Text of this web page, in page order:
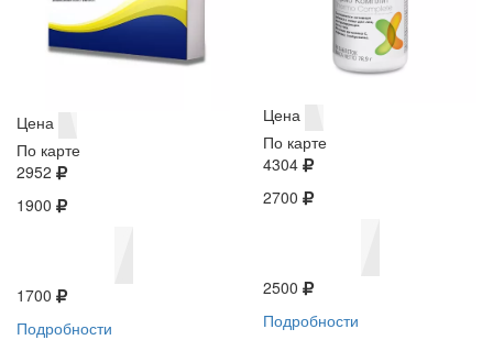
Цена
По карте
2952
1900
1700
Подробности
Цена
По карте
4304
2700
2500
Подробности